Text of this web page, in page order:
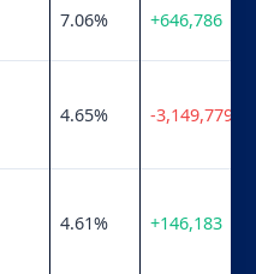
7.06% +646,786
4.65% -3,149,779
4.61% +146,183